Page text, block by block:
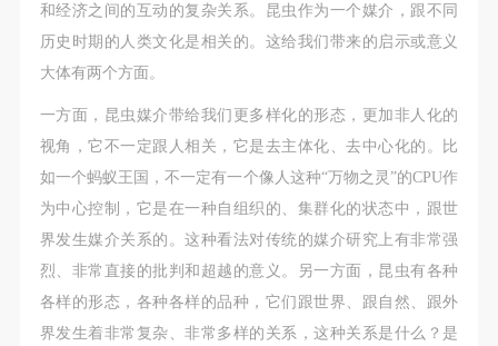
和经济之间的互动的复杂关系。昆虫作为一个媒介，跟不同
历史时期的人类文化是相关的。这给我们带来的启示或意义
大体有两个方面。
一方面，昆虫媒介带给我们更多样化的形态，更加非人化的
视角，它不一定跟人相关，它是去主体化、去中心化的。比
如一个蚂蚁王国，不一定有一个像人这种“万物之灵”的CPU作
为中心控制，它是在一种自组织的、集群化的状态中，跟世
界发生媒介关系的。这种看法对传统的媒介研究上有非常强
烈、非常直接的批判和超越的意义。另一方面，昆虫有各种
各样的形态，各种各样的品种，它们跟世界、跟自然、跟外
界发生着非常复杂、非常多样的关系，这种关系是什么？是